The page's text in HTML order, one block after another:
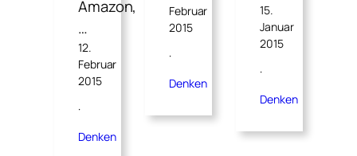
Amazon,
…
12.
Februar
2015
·
Denken
Februar
2015
·
Denken
15.
Januar
2015
·
Denken